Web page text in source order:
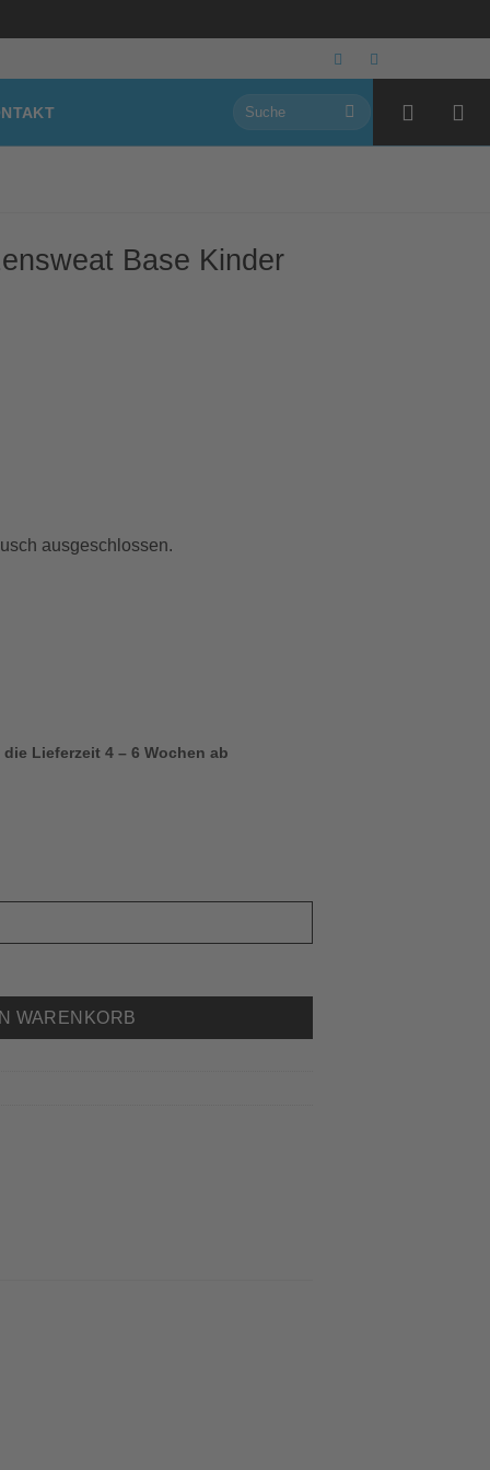
Suchen
Base Kinder
ausgeschlossen.
Lieferzeit 4 – 6 Wochen ab
WARENKORB